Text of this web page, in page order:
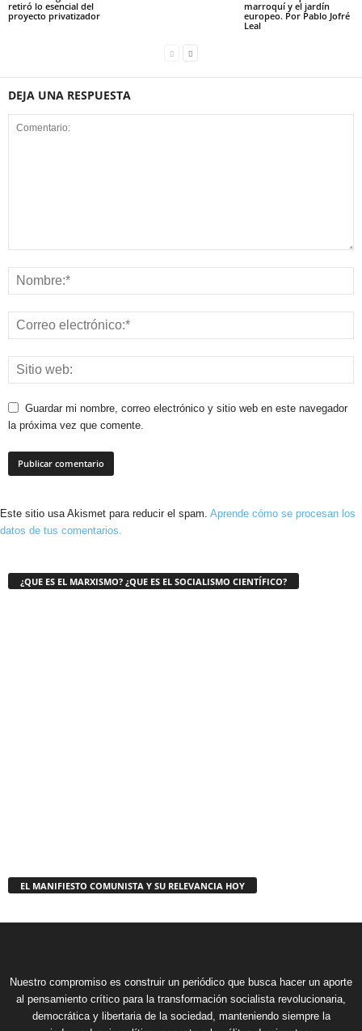
retiró lo esencial del
proyecto privatizador
marroquí y el jardín
europeo. Por Pablo Jofré
Leal
DEJA UNA RESPUESTA
Guardar mi nombre, correo electrónico y sitio web en este navegador
la próxima vez que comente.
Este sitio usa Akismet para reducir el spam. Aprende cómo se procesan los
datos de tus comentarios.
¿QUE ES EL MARXISMO? ¿QUE ES EL SOCIALISMO CIENTÍFICO?
EL MANIFIESTO COMUNISTA Y SU RELEVANCIA HOY
Nuestro compromiso es construir un periódico que busca hacer un aporte
al pensamiento crítico para la transformación socialista revolucionaria,
democrática y libertaria de la sociedad, manteniendo siempre la